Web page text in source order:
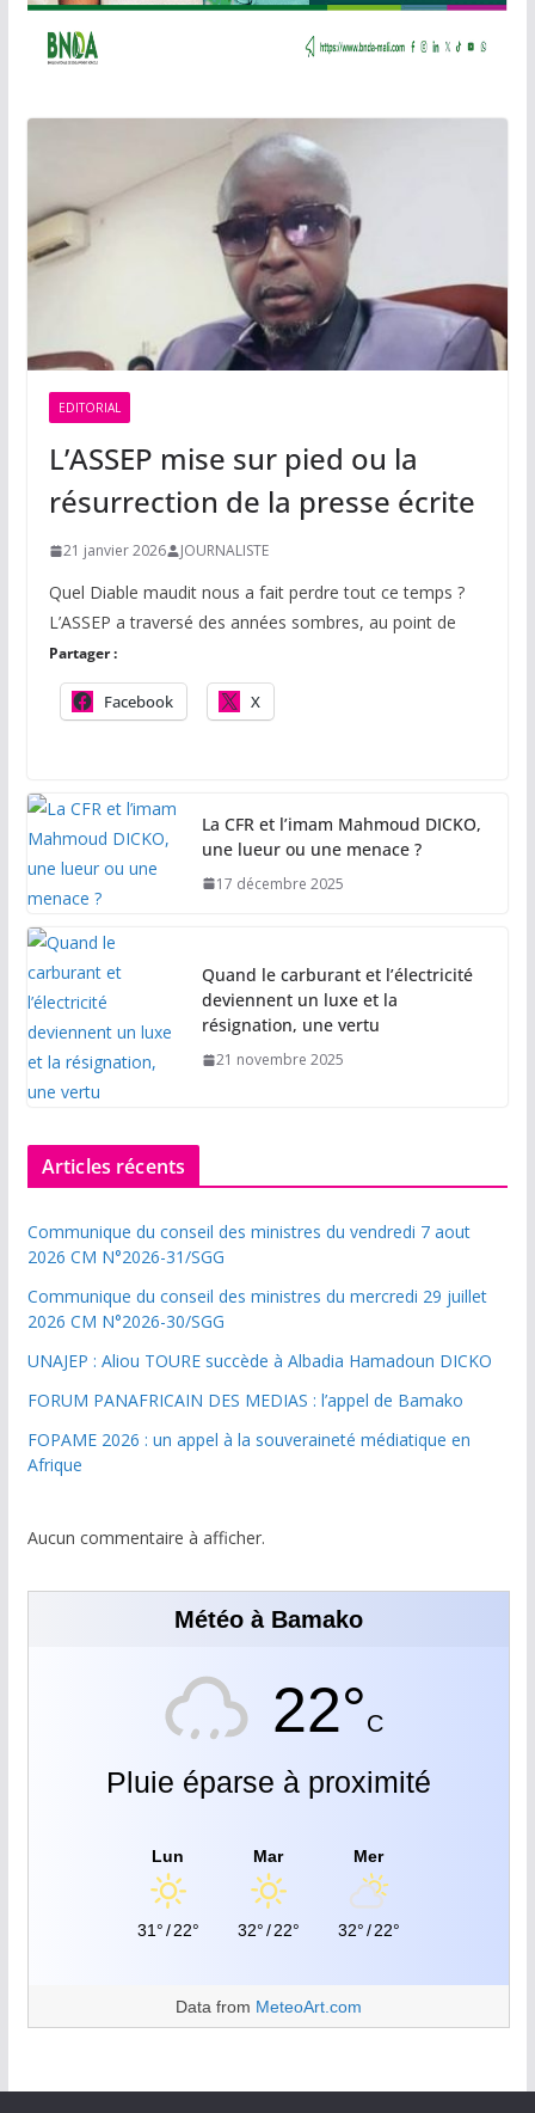
EDITORIAL
L’ASSEP mise sur pied ou la
résurrection de la presse écrite
21 janvier 2026 JOURNALISTE
Quel Diable maudit nous a fait perdre tout ce temps ?
L’ASSEP a traversé des années sombres, au point de
Partager :
Facebook X
La CFR et l’imam Mahmoud DICKO,
une lueur ou une menace ?
17 décembre 2025
Quand le carburant et l’électricité
deviennent un luxe et la
résignation, une vertu
21 novembre 2025
Articles récents
Communique du conseil des ministres du vendredi 7 aout
2026 CM N°2026-31/SGG
Communique du conseil des ministres du mercredi 29 juillet
2026 CM N°2026-30/SGG
UNAJEP : Aliou TOURE succède à Albadia Hamadoun DICKO
FORUM PANAFRICAIN DES MEDIAS : l’appel de Bamako
FOPAME 2026 : un appel à la souveraineté médiatique en
Afrique
Aucun commentaire à afficher.
Météo à Bamako
22°C
Pluie éparse à proximité
Lun
31°/22°
Mar
32°/22°
Mer
32°/22°
Data from MeteoArt.com